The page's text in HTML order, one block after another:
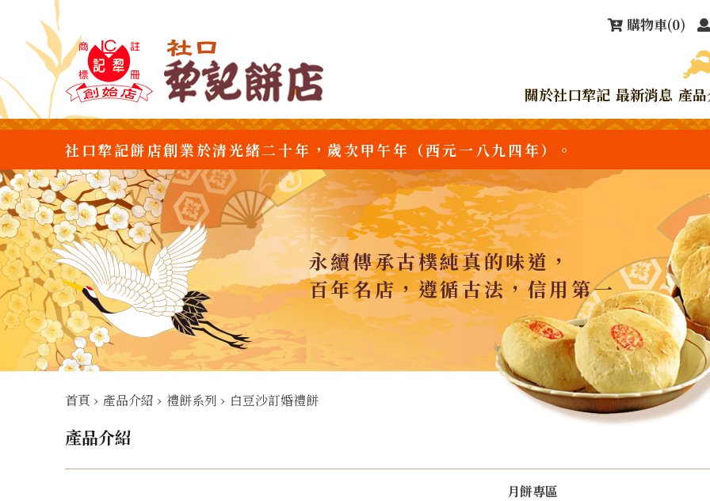
購物車(0)
關於社口犂記 最新消息 產
社口犂記餅店創業於清光緒二十年，歲次甲午年（西元一八九四年）。
永續傳承古樸純真的味道，
百年名店，遵循古法，信用第一
首頁 › 產品介紹 › 禮餅系列 › 白豆沙訂婚禮餅
產品介紹
月餅專區